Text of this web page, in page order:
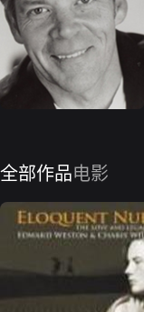
全部作品电影